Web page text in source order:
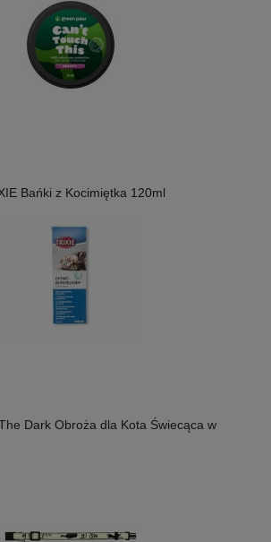
Bańki z Kocimiętka 120ml
Dark Obroża dla Kota Świecąca w